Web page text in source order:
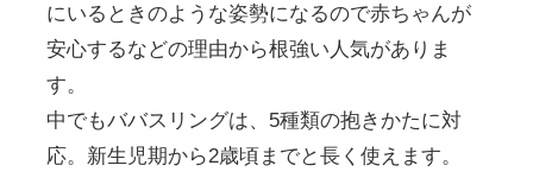
にいるときのような姿勢になるので赤ちゃんが
安心するなどの理由から根強い人気がありま
す。
中でもババスリングは、5種類の抱きかたに対
応。新生児期から2歳頃までと長く使えます。